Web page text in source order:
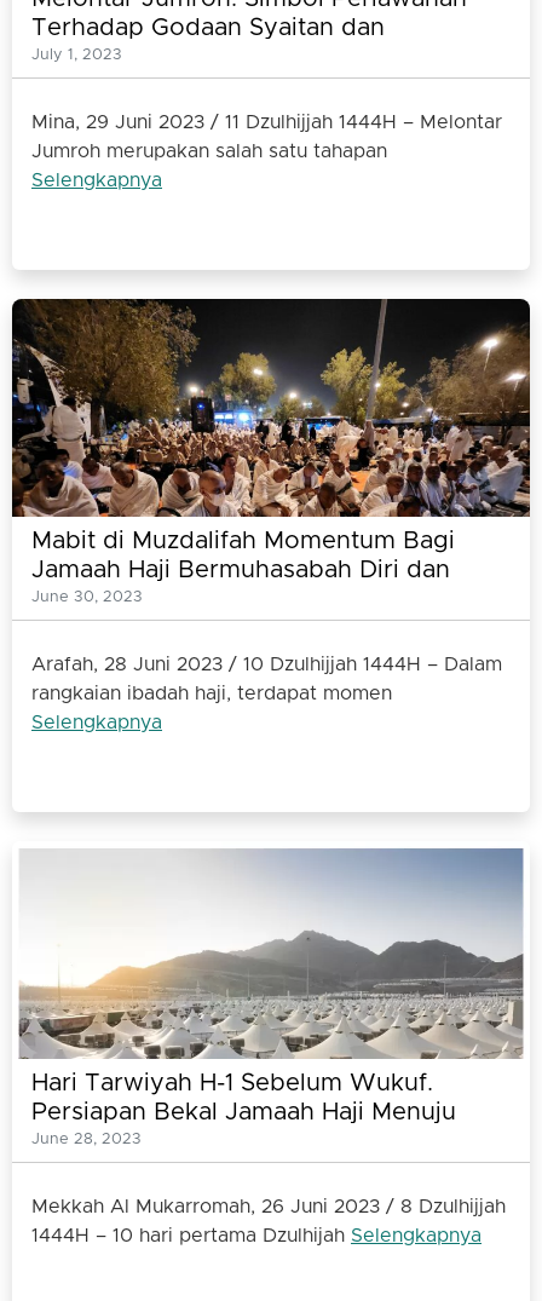
Terhadap Godaan Syaitan dan
Keteguhan Menghadapi Ujian Keimanan
July 1, 2023
Mina, 29 Juni 2023 / 11 Dzulhijjah 1444H – Melontar
Jumroh merupakan salah satu tahapan
Selengkapnya
Mabit di Muzdalifah Momentum Bagi
Jamaah Haji Bermuhasabah Diri dan
Perbanyak Doa
June 30, 2023
Arafah, 28 Juni 2023 / 10 Dzulhijjah 1444H – Dalam
rangkaian ibadah haji, terdapat momen
Selengkapnya
Hari Tarwiyah H-1 Sebelum Wukuf.
Persiapan Bekal Jamaah Haji Menuju
Padang Arafah dan Mina
June 28, 2023
Mekkah Al Mukarromah, 26 Juni 2023 / 8 Dzulhijjah
1444H – 10 hari pertama Dzulhijah Selengkapnya